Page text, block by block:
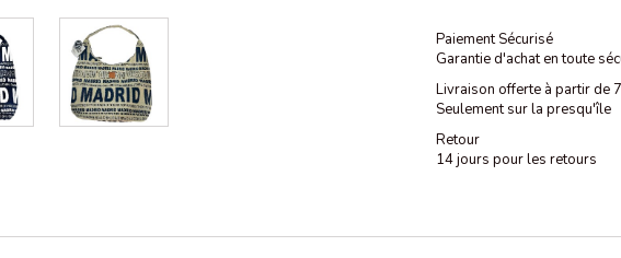
Paiement Sécurisé
Garantie d'achat en toute
Livraison offerte à partir de
Seulement sur la presqu'île
Retour
14 jours pour les retours